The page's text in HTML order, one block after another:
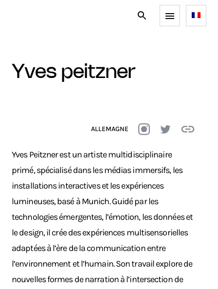
yves peitzner
ALLEMAGNE
Yves Peitzner est un artiste multidisciplinaire
primé, spécialisé dans les médias immersifs, les
installations interactives et les expériences
lumineuses, basé à Munich. Guidé par les
technologies émergentes, l’émotion, les données et
le design, il crée des expériences multisensorielles
adaptées à l’ère de la communication entre
l’environnement et l’humain. Son travail explore de
nouvelles formes de narration à l’intersection de